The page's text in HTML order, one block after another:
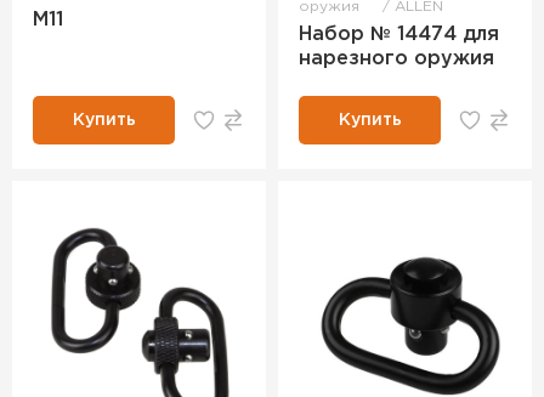
M11
Купить
оружия
ALLEN
Набор № 14474 для
нарезного оружия
Купить